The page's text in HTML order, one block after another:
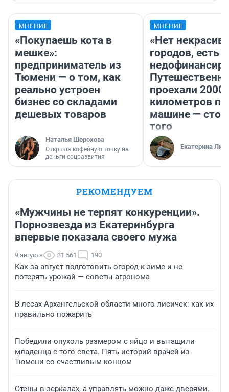
МНЕНИЕ
«Покупаешь кота в
мешке»:
предприниматель из
Тюмени — о том, как
реально устроен
бизнес со складами
дешевых товаров
Наталья Шорохова
Открыла кофейную точку на
деньги соцразвития
МНЕНИЕ
«Нет
городов, есть
проехали 2000
километров по
машине —
того
Екатерина
РЕКОМЕНДУЕМ
«Мужчины не терпят конкуренции».
Порнозвезда из Екатеринбурга
впервые показала своего мужа
9 августа 31 561 190
Как за август подготовить огород к зиме и не
потерять урожай — советы агронома
В лесах Архангельской области много лисичек: как их
правильно пожарить
Победили опухоль размером с яйцо и вытащили
младенца с того света. Пять историй врачей из
Тюмени со счастливым концом
Стены в зеркалах, а управлять можно даже дверями.